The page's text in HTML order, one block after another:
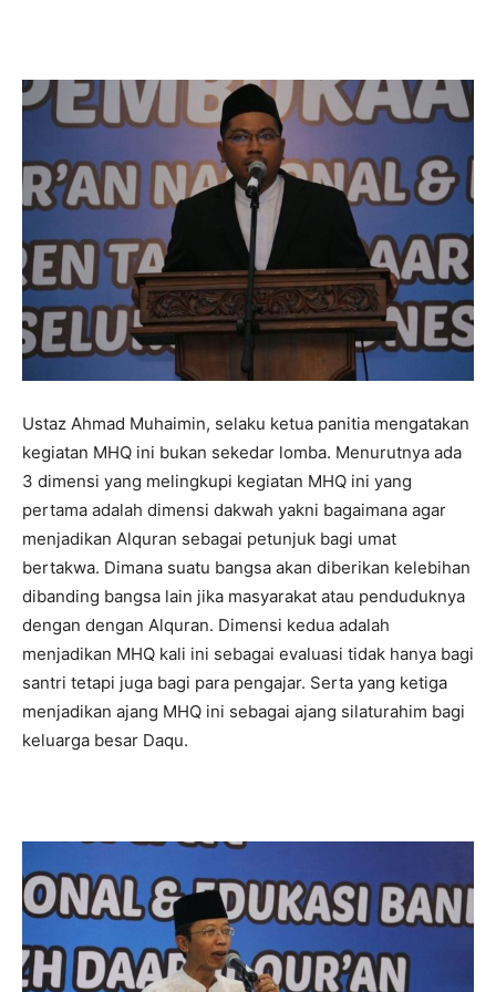
Ustaz Ahmad Muhaimin, selaku ketua panitia mengatakan
kegiatan MHQ ini bukan sekedar lomba. Menurutnya ada
3 dimensi yang melingkupi kegiatan MHQ ini yang
pertama adalah dimensi dakwah yakni bagaimana agar
menjadikan Alquran sebagai petunjuk bagi umat
bertakwa. Dimana suatu bangsa akan diberikan kelebihan
dibanding bangsa lain jika masyarakat atau penduduknya
dengan dengan Alquran. Dimensi kedua adalah
menjadikan MHQ kali ini sebagai evaluasi tidak hanya bagi
santri tetapi juga bagi para pengajar. Serta yang ketiga
menjadikan ajang MHQ ini sebagai ajang silaturahim bagi
keluarga besar Daqu.